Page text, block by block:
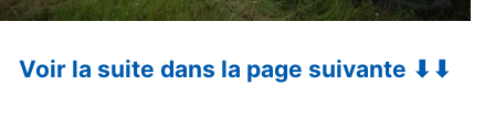
Voir la suite dans la page suivante ⬇⬇